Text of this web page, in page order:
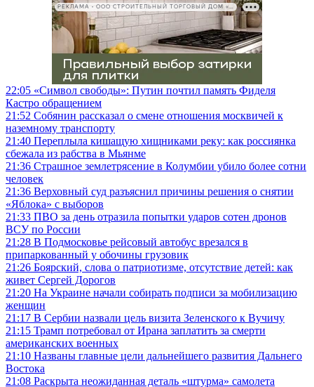
РЕКЛАМА • ООО СТРОИТЕЛЬНЫЙ ТОРГОВЫЙ ДОМ «ПЕТРОВИЧ», ИНН 7802348846
22:05 «Символ свободы»: Путин почтил память Фиделя
Кастро обращением
21:52 Собянин рассказал о смене отношения москвичей к
наземному транспорту
21:40 Переплыла кишащую хищниками реку: как россиянка
сбежала из рабства в Мьянме
21:36 Страшное землетрясение в Колумбии убило более сотни
человек
21:36 Верховный суд разъяснил причины решения о снятии
«Яблока» с выборов
21:33 ПВО за день отразила попытки ударов сотен дронов
ВСУ по России
21:28 В Подмосковье рейсовый автобус врезался в
припаркованный у обочины грузовик
21:26 Боярский, слова о патриотизме, отсутствие детей: как
живет Сергей Дорогов
21:20 На Украине начали собирать подписи за мобилизацию
женщин
21:17 В Сербии назвали цель визита Зеленского к Вучичу
21:15 Трамп потребовал от Ирана заплатить за смерти
американских военных
21:10 Названы главные цели дальнейшего развития Дальнего
Востока
21:08 Раскрыта неожиданная деталь «штурма» самолета